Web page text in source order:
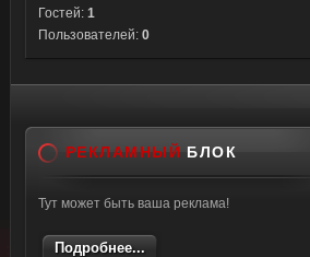
Гостей: 1
Пользователей: 0
РЕКЛАМНЫЙ БЛОК
Тут может быть ваша реклама!
Подробнее...